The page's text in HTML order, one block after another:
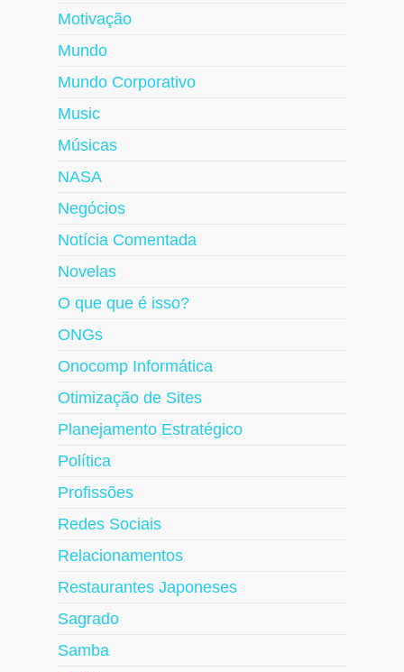
Motivação
Mundo
Mundo Corporativo
Music
Músicas
NASA
Negócios
Notícia Comentada
Novelas
O que que é isso?
ONGs
Onocomp Informática
Otimização de Sites
Planejamento Estratégico
Política
Profissões
Redes Sociais
Relacionamentos
Restaurantes Japoneses
Sagrado
Samba